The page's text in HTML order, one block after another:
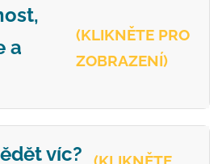
a
(KLIKNĚTE PRO
ZOBRAZENÍ)
víc?